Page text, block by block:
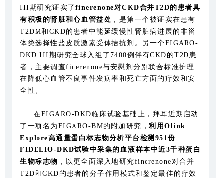
III期研究证实了 finerenone对CKD合并T2D的患者具
有积极的肾脏和心血管益处 ，是第一个被证实在患有
T2DM和CKD的患者中能延缓慢性肾脏病进展的非甾
体类选择性盐皮质激素受体拮抗剂。另一个FIGARO-
DKD III期研究全球入组了7400例伴有CKD的T2D患
者，主要调查finerenone与安慰剂分别联合标准护理
在降低心血管不良事件发病率和死亡方面的疗效和安
全性。
在FIGARO-DKD临床试验基础上，拜耳近期启动
了一项名为FIGARO-BM的附加研究， 利用 Olink
Explore高通量蛋白标志物分析平台检测951份
FIDELIO-DKD试验中采集的血液样本中近3千种蛋白
生物标志物 ，以更全面深入地研究finerenone对合并
T2D和CKD的患者的分子作用模式和鉴定最佳的疗效